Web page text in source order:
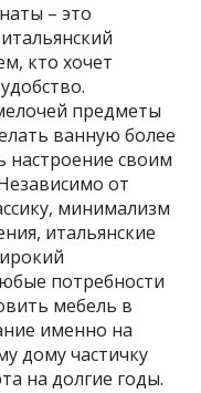
– это
кто хочет
предметы
ванную более
настроение своим
от
минимализм
итальянские
потребности
мебель в
именно на
дому частичку
на долгие годы.